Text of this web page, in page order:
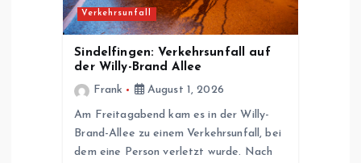
Verkehrsunfall
Sindelfingen: Verkehrsunfall auf
der Willy-Brand Allee
Frank
August 1, 2026
Am Freitagabend kam es in der Willy-
Brand-Allee zu einem Verkehrsunfall, bei
dem eine Person verletzt wurde. Nach